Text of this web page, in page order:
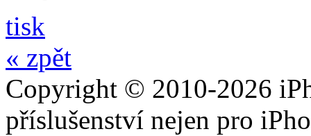
tisk
« zpět
Copyright © 2010-2026
příslušenství nejen pro